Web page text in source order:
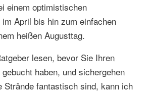
einem optimistischen
April bis hin zum einfachen
heißen Augusttag.
lesen, bevor Sie Ihren
haben, und sichergehen
Strände fantastisch sind, kann ich